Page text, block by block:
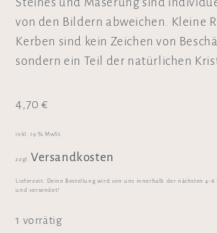
von den Bildern abweichen. Kleine
Kerben sind kein Zeichen von
sondern ein Teil der natürlichen
4,70€
inkl. 19 % MwSt.
zzgl. Versandkosten
Lieferzeit:
Deine Bestellung wird von uns innerhalb der nächsten 4-8
und versendet!
1 vorrätig